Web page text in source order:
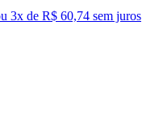
3x de R$ 60,74 sem juros